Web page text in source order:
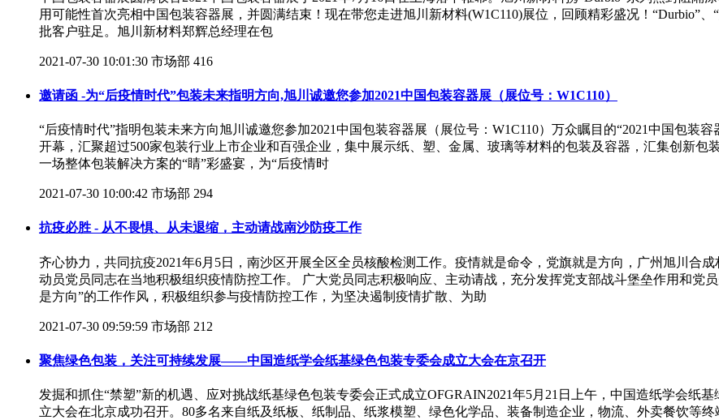
用可能性首次亮相中国包装容器展，并圆满结束！现在带您走进旭川新材料(W1C110)展位，回顾精彩盛况！“Durbio”
批客户驻足。旭川新材料郑辉总经理在包
2021-07-30 10:01:30 市场部 416
邀请函 -为“后疫情时代”包装未来指明方向,旭川诚邀您参加2021中国包装容器展（展位号：W1C110）
“后疫情时代”指明包装未来方向旭川诚邀您参加2021中国包装容器展（展位号：W1C110）万众瞩目的“2021中国包装
开幕，汇聚超过500家包装行业上市企业和百强企业，集中展示纸、塑、金属、玻璃等材料的包装及容器，汇集创新
一场整体包装解决方案的“睛”彩盛宴，为“后疫情时
2021-07-30 10:00:42 市场部 294
抗疫必胜 - 从不畏惧、从未退缩，主动请战南沙防疫工作
齐心协力，共同抗疫2021年6月5日，南沙区开展全区全员核酸检测工作。疫情就是命令，党旗就是方向，广州旭川合
动员党员同志在当地积极组织疫情防控工作。 广大党员同志积极响应、主动请战，充分发挥党支部战斗堡垒作用和党
是方向”的工作作风，积极组织参与疫情防控工作，为坚决遏制疫情扩散、为助
2021-07-30 09:59:59 市场部 212
聚焦绿色包装，关注可持续发展——中国造纸学会纸基绿色包装专委会成立大会在京召开
发掘和抓住“禁塑”新的机遇、应对挑战纸基绿色包装专委会正式成立OFGRAIN2021年5月21日上午，中国造纸学会纸
立大会在北京成功召开。80多名来自纸及纸板、纸制品、纸浆模塑、绿色化学品、装备制造企业，物流、外卖餐饮等